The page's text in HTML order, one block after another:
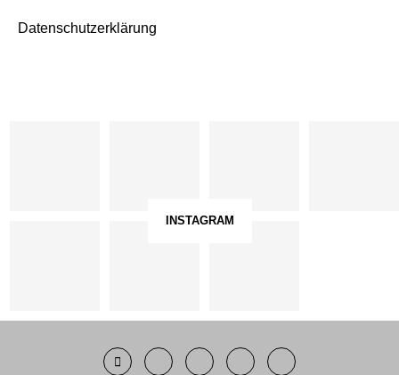
Datenschutzerklärung
INSTAGRAM